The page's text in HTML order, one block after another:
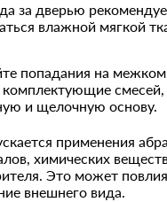
за дверью
влажной мягкой
попадания на
комплектующие
и щелочную основу.
применения
химических
Это может
внешнего вида.